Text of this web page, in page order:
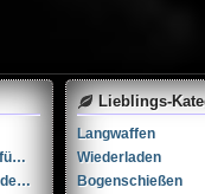
SIG Wangenauflage für SG55X Kolben (schwarz)
SIG Ladehebel (gerade) für SG55X
Lieblings-
Langwaffen
Wiederladen
Bogenschießen